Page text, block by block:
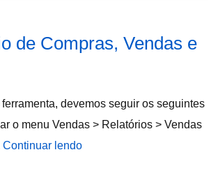
de Compras, Vendas e
devemos seguir os seguintes
o menu Vendas > Relatórios > Vendas
Continuar lendo